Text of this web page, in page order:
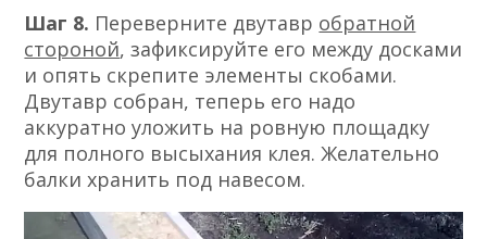
Шаг 8. Переверните двутавр обратной
стороной, зафиксируйте его между досками
и опять скрепите элементы скобами.
Двутавр собран, теперь его надо
аккуратно уложить на ровную площадку
для полного высыхания клея. Желательно
балки хранить под навесом.